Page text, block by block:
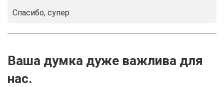
Спасибо, cупер
Ваша думка дуже важлива для
нас.